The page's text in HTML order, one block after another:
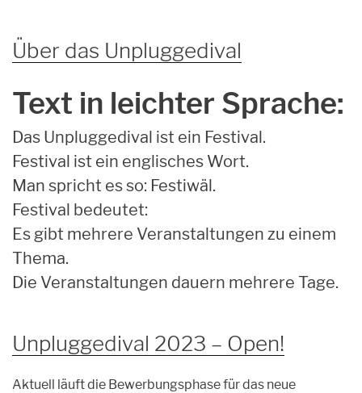
Über das Unpluggedival
Text in leichter Sprache:
Das Unpluggedival ist ein Festival.
Festival ist ein englisches Wort.
Man spricht es so: Festiwäl.
Festival bedeutet:
Es gibt mehrere Veranstaltungen zu einem
Thema.
Die Veranstaltungen dauern mehrere Tage.
Unpluggedival 2023 – Open!
Aktuell läuft die Bewerbungsphase für das neue